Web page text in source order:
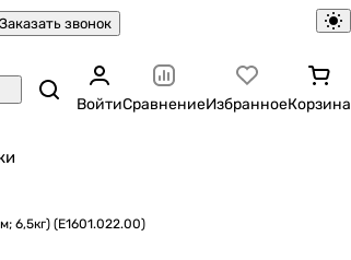
Заказать звонок
ВойтиСравнениеИзбранноеКорзина
6,5кг) (E1601.022.00)